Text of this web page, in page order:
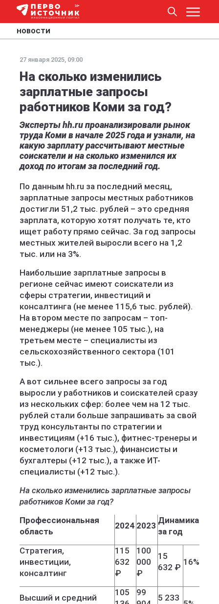
НОВОСТИ
27 января 2025, 09:00
На сколько изменились
зарплатные запросы
работников Коми за год?
Эксперты hh.ru проанализировали рынок
труда Коми в начале 2025 года и узнали, на
какую зарплату рассчитывают местные
соискатели и на сколько изменился их
доход по итогам за последний год.
По данным hh.ru за последний месяц,
зарплатные запросы местных работников
достигли 51,2 тыс. рублей – это средняя
зарплата, которую хотят получать те, кто
ищет работу прямо сейчас. За год запросы
местных жителей выросли всего на 1,2
тыс. или на 3%.
Наибольшие зарплатные запросы в
регионе сейчас имеют соискатели из
сферы стратегии, инвестиций и
консалтинга (не менее 115,6 тыс. рублей).
На втором месте по запросам – топ-
менеджеры (не менее 105 тыс.), на
третьем месте – специалисты из
сельскохозяйственного сектора (101
тыс.).
А вот сильнее всего запросы за год
выросли у работников и соискателей сразу
из нескольких сфер: более чем на 12 тыс.
рублей стали больше запрашивать за свой
труд консультанты по стратегии и
инвестициям (+16 тыс.), фитнес-тренеры и
косметологи (+13 тыс.), финансисты и
бухгалтеры (+12 тыс.), а также ИТ-
специалисты (+12 тыс.).
На сколько изменились зарплатные запросы
работников Коми за год?
Профессиональная
область
2024 2023
Динамика
за год
Стратегия,
инвестиции,
консалтинг
115
632
₽
100
000
₽
15
632 ₽
16%
Высший и средний
105
99
5 233